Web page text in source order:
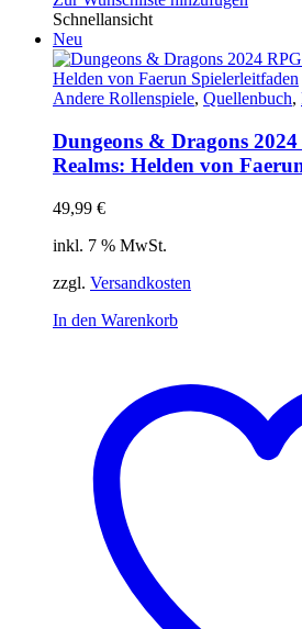
Schnellansicht
Neu
Andere Rollenspiele, Quellenbuch,
Dungeons & Dragons
Realms: Helden von
49,99 €
inkl. 7 % MwSt.
zzgl. Versandkosten
In den Warenkorb